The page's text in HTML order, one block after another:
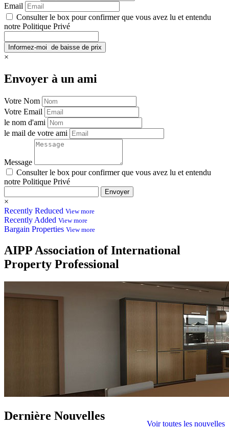
Email
Consulter le box pour confirmer que vous avez lu et entendu
notre Politique Privé
×
Envoyer à un ami
Votre Nom
Votre Email
le nom d'ami
le mail de votre ami
Message
Consulter le box pour confirmer que vous avez lu et entendu
notre Politique Privé
Envoyer
×
Recently Reduced View more
Recently Added View more
Bargain Properties View more
AIPPAssociation of International
Property Professional
Voir toutes les nouvelles
Dernière Nouvelles